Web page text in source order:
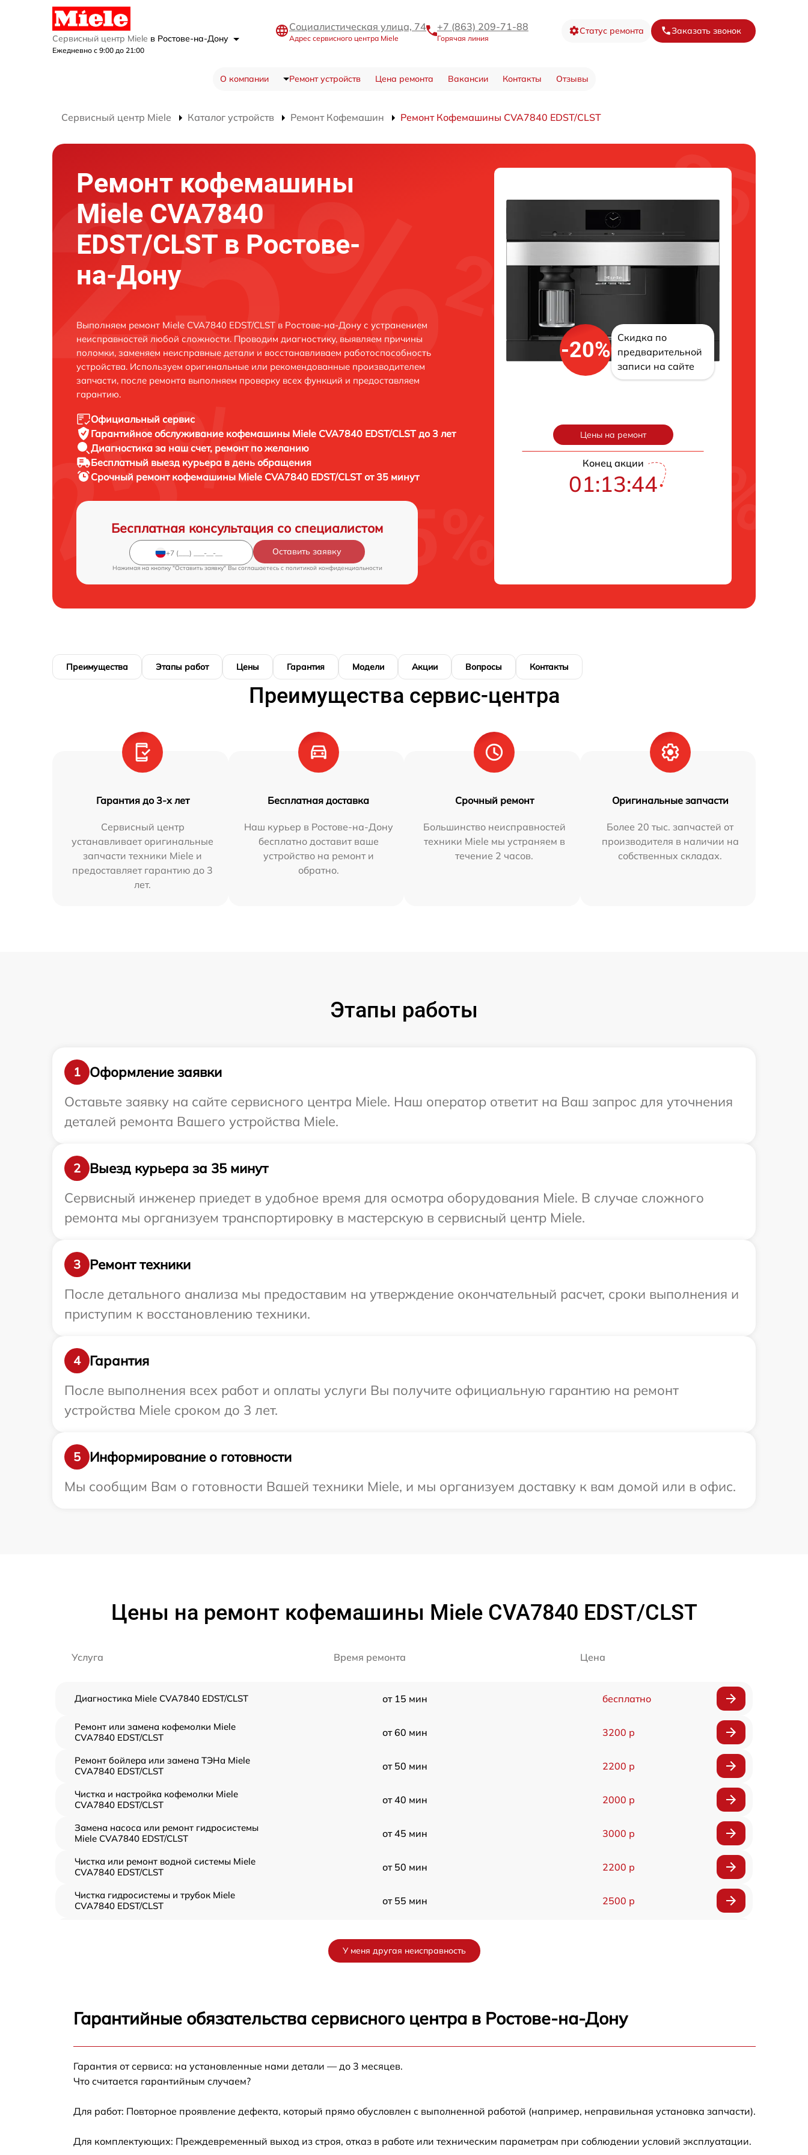
Сервисный центр Miele в Ростове-на-Дону
Ежедневно с 9:00 до 21:00
Социалистическая улица, 74
Адрес сервисного центра Miele
+7 (863) 209-71-88
Горячая линия
Статус ремонта Заказать звонок
О компании Ремонт устройств Цена ремонта Вакансии Контакты Отзывы
Сервисный центр Miele Каталог устройств Ремонт Кофемашин Ремонт Кофемашины CVA7840 EDST/CLST
Ремонт кофемашины
Miele CVA7840
EDST/CLST в Ростове-
на-Дону
Выполняем ремонт Miele CVA7840 EDST/CLST в Ростове-на-Дону с устранением
неисправностей любой сложности. Проводим диагностику, выявляем причины
поломки, заменяем неисправные детали и восстанавливаем работоспособность
устройства. Используем оригинальные или рекомендованные производителем
запчасти, после ремонта выполняем проверку всех функций и предоставляем
гарантию.
Официальный сервис
Гарантийное обслуживание кофемашины Miele CVA7840 EDST/CLST до 3 лет
Диагностика за наш счет, ремонт по желанию
Бесплатный выезд курьера в день обращения
Срочный ремонт кофемашины Miele CVA7840 EDST/CLST от 35 минут
Бесплатная консультация со специалистом
Оставить заявку
Нажимая на кнопку "Оставить заявку" Вы соглашаетесь c политикой конфиденциальности
-20%
Скидка по
предварительной
записи на сайте
Цены на ремонт
Конец акции
01:13:43
Преимущества Этапы работ Цены Гарантия Модели Акции Вопросы Контакты
Преимущества сервис-центра
Гарантия до 3-х лет
Сервисный центр
устанавливает оригинальные
запчасти техники Miele и
предоставляет гарантию до 3
лет.
Бесплатная доставка
Наш курьер в Ростове-на-Дону
бесплатно доставит ваше
устройство на ремонт и
обратно.
Срочный ремонт
Большинство неисправностей
техники Miele мы устраняем в
течение 2 часов.
Оригинальные запчасти
Более 20 тыс. запчастей от
производителя в наличии на
собственных складах.
Этапы работы
1
Оформление заявки
Оставьте заявку на сайте сервисного центра Miele. Наш оператор ответит на Ваш запрос для уточнения
деталей ремонта Вашего устройства Miele.
2
Выезд курьера за 35 минут
Сервисный инженер приедет в удобное время для осмотра оборудования Miele. В случае сложного
ремонта мы организуем транспортировку в мастерскую в сервисный центр Miele.
3
Ремонт техники
После детального анализа мы предоставим на утверждение окончательный расчет, сроки выполнения и
приступим к восстановлению техники.
4
Гарантия
После выполнения всех работ и оплаты услуги Вы получите официальную гарантию на ремонт
устройства Miele сроком до 3 лет.
5
Информирование о готовности
Мы сообщим Вам о готовности Вашей техники Miele, и мы организуем доставку к вам домой или в офис.
Цены на ремонт кофемашины Miele CVA7840 EDST/CLST
Услуга Время ремонта Цена
Диагностика Miele CVA7840 EDST/CLST от 15 мин бесплатно
Ремонт или замена кофемолки Miele
CVA7840 EDST/CLST
от 60 мин 3200 р
Ремонт бойлера или замена ТЭНа Miele
CVA7840 EDST/CLST
от 50 мин 2200 р
Чистка и настройка кофемолки Miele
CVA7840 EDST/CLST
от 40 мин 2000 р
Замена насоса или ремонт гидросистемы
Miele CVA7840 EDST/CLST
от 45 мин 3000 р
Чистка или ремонт водной системы Miele
CVA7840 EDST/CLST
от 50 мин 2200 р
Чистка гидросистемы и трубок Miele
CVA7840 EDST/CLST
от 55 мин 2500 р
Ремонт пароблока или декальцинация Miele
Полный ремонт заварочного блока Miele
CVA7840 EDST/CLST
от 60 мин
CVA7840 EDST/CLST
Miele CVA7840 EDST/CLST
от 35 мин 2000 р
У меня другая неисправность
Гарантийные обязательства сервисного центра в Ростове-на-Дону
Гарантия от сервиса: на установленные нами детали — до 3 месяцев.
Что считается гарантийным случаем?
Для работ: Повторное проявление дефекта, который прямо обусловлен с выполненной работой (например, неправильная установка запчасти).
Для комплектующих: Преждевременный выход из строя, отказ в работе или техническим параметрам при соблюдении условий эксплуатации.